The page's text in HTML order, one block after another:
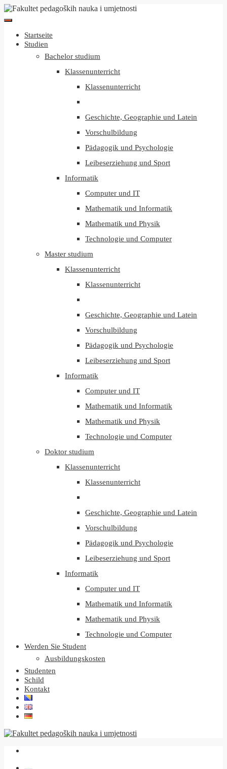
Startseite
Studien
Bachelor studium
Klassenunterricht
Klassenunterricht
Geschichte, Geographie und Latein
Vorschulbildung
Pädagogik und Psychologie
Leibeserziehung und Sport
Informatik
Computer und IT
Mathematik und Informatik
Mathematik und Physik
Technologie und Computer
Master studium
Klassenunterricht
Klassenunterricht
Geschichte, Geographie und Latein
Vorschulbildung
Pädagogik und Psychologie
Leibeserziehung und Sport
Informatik
Computer und IT
Mathematik und Informatik
Mathematik und Physik
Technologie und Computer
Doktor studium
Klassenunterricht
Klassenunterricht
Geschichte, Geographie und Latein
Vorschulbildung
Pädagogik und Psychologie
Leibeserziehung und Sport
Informatik
Computer und IT
Mathematik und Informatik
Mathematik und Physik
Technologie und Computer
Werden Sie Student
Ausbildungskosten
Studenten
Schild
Kontakt